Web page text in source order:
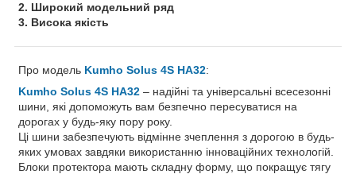
2. Широкий модельний ряд
3. Висока якість
Про модель Kumho Solus 4S HA32:
Kumho Solus 4S HA32 – надійні та універсальні всесезонні
шини, які допоможуть вам безпечно пересуватися на
дорогах у будь-яку пору року.
Ці шини забезпечують відмінне зчеплення з дорогою в будь-
яких умовах завдяки використанню інноваційних технологій.
Блоки протектора мають складну форму, що покращує тягу